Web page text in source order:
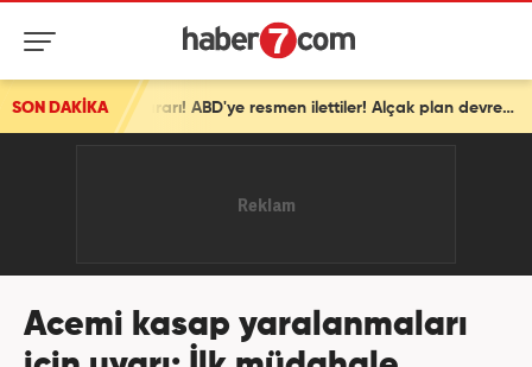
SON DAKİKA İsrail'den ortalığı karıştıracak Gazze kararı! ABD'ye resmen ilettiler! Alçak plan devrede
Acemi kasap yaralanmaları